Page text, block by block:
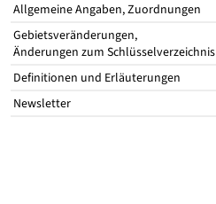
Allgemeine Angaben, Zuordnungen
Gebietsveränderungen,
Änderungen zum Schlüsselverzeichnis
Definitionen und Erläuterungen
Newsletter